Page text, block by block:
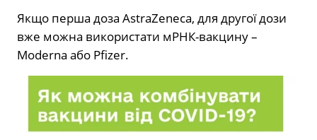
Якщо перша доза AstraZeneca, для другої дози
вже можна використати мРНК-вакцину –
Moderna або Pfizer.